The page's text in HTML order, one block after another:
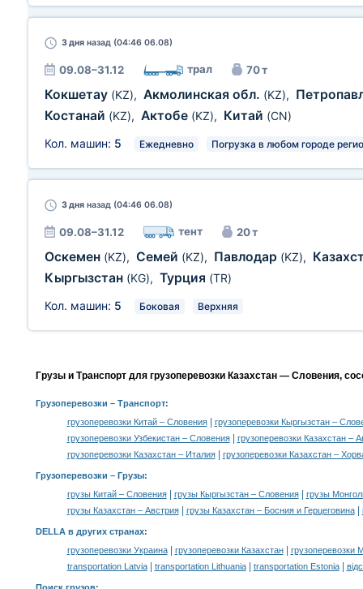
3 дня назад (04:46 06.08)
09.08–31.12 трал 70 т
Кокшетау (KZ), Акмолинская обл. (KZ),
Костанай (KZ), Актобе (KZ), Китай (CN)
Кол. машин: 5 Ежедневно Погрузка в любом городе
3 дня назад (04:46 06.08)
09.08–31.12 тент 20 т
Оскемен (KZ), Семей (KZ), Павлодар (KZ),
Кыргызстан (KG), Турция (TR)
Кол. машин: 5 Боковая Верхняя
Грузы и Транспорт для грузоперевозки Казахстан — Словения,
Грузоперевозки – Транспорт:
грузоперевозки Китай – Словения|
грузоперевозки Кыргызстан –
грузоперевозки Узбекистан – Словения|
грузоперевозки Казахстан –
грузоперевозки Казахстан – Италия| грузоперевозки Казахстан –
Грузоперевозки – Грузы:
грузы Китай – Словения| грузы Кыргызстан – Словения|
грузы
грузы Казахстан – Австрия| грузы Казахстан – Босния и Герцеговина|
DELLA в других странах:
грузоперевозки Украина| грузоперевозки Казахстан|
грузоперевозки
transportation Latvia| transportation Lithuania| transportation Estonia|